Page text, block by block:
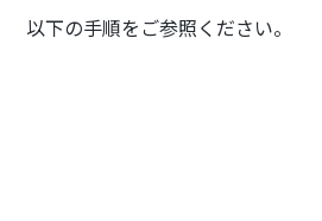
以下の手順をご参照ください。